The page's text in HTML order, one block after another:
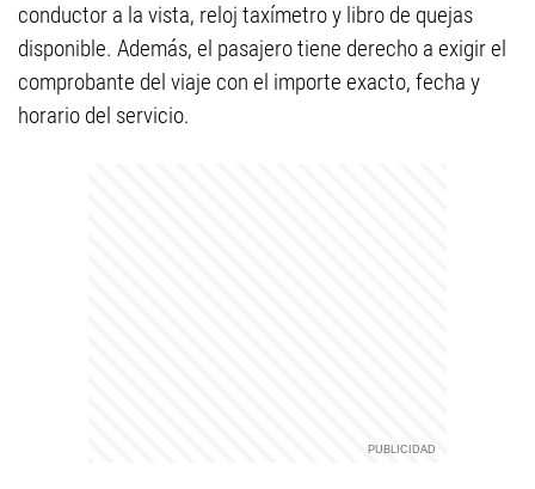
conductor a la vista, reloj taxímetro y libro de quejas
disponible. Además, el pasajero tiene derecho a exigir el
comprobante del viaje con el importe exacto, fecha y
horario del servicio.